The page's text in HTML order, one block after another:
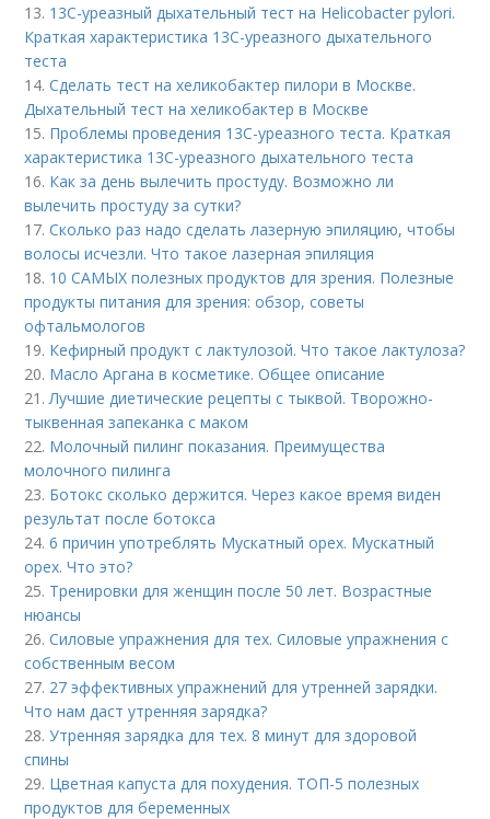
13. 13С-уреазный дыхательный тест на Helicobacter pylori.
Краткая характеристика 13С-уреазного дыхательного
теста
14.Сделать тест на хеликобактер пилори в Москве.
Дыхательный тест на хеликобактер в Москве
15. Проблемы проведения 13С-уреазного теста. Краткая
характеристика 13С-уреазного дыхательного теста
16. Как за день вылечить простуду. Возможно ли
вылечить простуду за сутки?
17.Сколько раз надо сделать лазерную эпиляцию, чтобы
волосы исчезли. Что такое лазерная эпиляция
18. 10 САМЫХ полезных продуктов для зрения. Полезные
продукты питания для зрения: обзор, советы
офтальмологов
19. Кефирный продукт с лактулозой. Что такое лактулоза?
20. Масло Аргана в косметике. Общее описание
21.Лучшие диетические рецепты с тыквой. Творожно-
тыквенная запеканка с маком
22. Молочный пилинг показания. Преимущества
молочного пилинга
23. Ботокс сколько держится. Через какое время виден
результат после ботокса
24.6 причин употреблять Мускатный орех. Мускатный
орех. Что это?
25. Тренировки для женщин после 50 лет. Возрастные
нюансы
26.Силовые упражнения для тех. Силовые упражнения с
собственным весом
27. 27 эффективных упражнений для утренней зарядки.
Что нам даст утренняя зарядка?
28.Утренняя зарядка для тех. 8 минут для здоровой
спины
29. Цветная капуста для похудения. ТОП-5 полезных
продуктов для беременных